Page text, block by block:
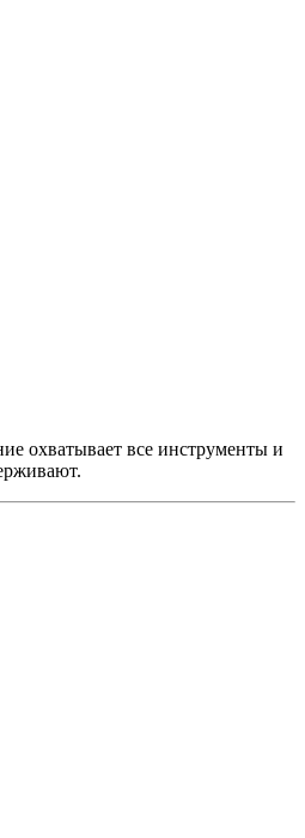
охватывает все инструменты и